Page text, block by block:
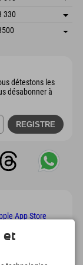
l'adresse
d'arrivée
330
l'adresse
détestons les
désabonner à
et